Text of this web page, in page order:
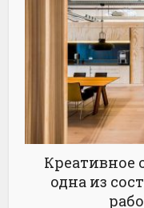
Креативное
одна из